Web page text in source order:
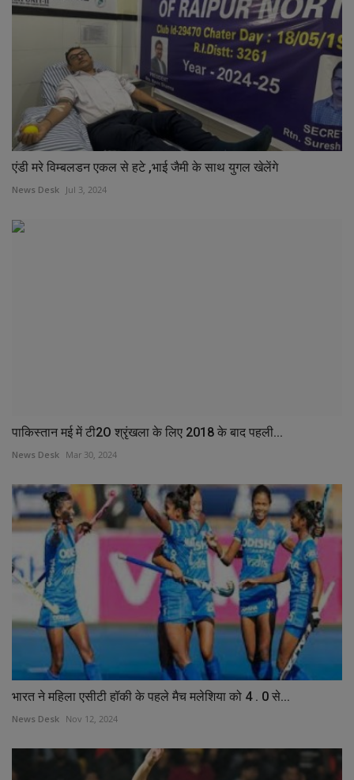
एंडी मरे विम्बलडन एकल से हटे ,भाई जैमी के साथ युगल खेलेंगे
News Desk Jul 3, 2024
पाकिस्तान मई में टी2O श्रृंखला के लिए 2018 के बाद पहली...
News Desk Mar 30, 2024
भारत ने महिला एसीटी हॉकी के पहले मैच मलेशिया को 4 . 0 से...
News Desk Nov 12, 2024